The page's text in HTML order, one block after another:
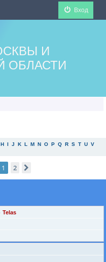
Вход
И
ОБЛАСТИ
H I J K L M N O P Q R S T U V
1 2
Telas